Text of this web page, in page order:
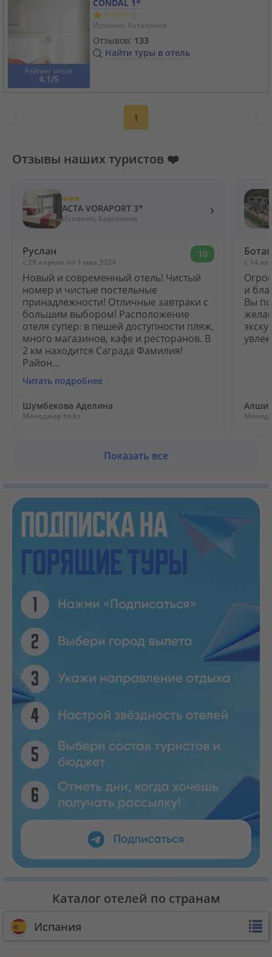
Рейтинг отеля:
4.1/5
CONDAL 1*
Испания, Каталония
Отзывов: 133
Найти туры в отель
1
Отзывы наших туристов ❤️
ACTA VORAPORT 3*
Испания, Барселона ›
Руслан
c 28 апреля по 1 мая 2024
10
Новый и современный отель! Чистый
номер и чистые постельные
принадлежности! Отличные завтраки с
большим выбором! Расположение
отеля супер: в пешей доступности пляж,
много магазинов, кафе и ресторанов. В
2 км находится Саграда Фамилия!
Район...
Читать подробнее
Шумбекова Аделина
Менеджер ht.kz
c 14
и
Вы
Показать все
Каталог отелей по странам
Испания